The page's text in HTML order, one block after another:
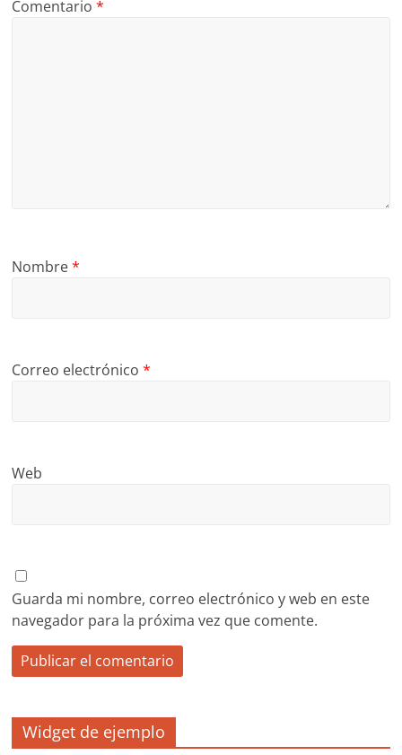
Comentario*
Nombre*
Correo electrónico*
Web
Guarda mi nombre, correo electrónico y web en este
navegador para la próxima vez que comente.
Widget de ejemplo